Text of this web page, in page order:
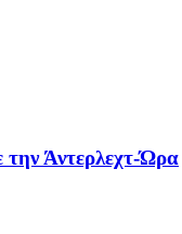
Άντερλεχτ-Ώρα